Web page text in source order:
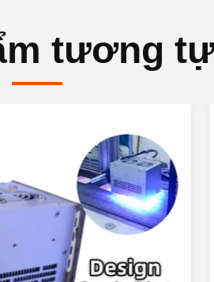
tương tự